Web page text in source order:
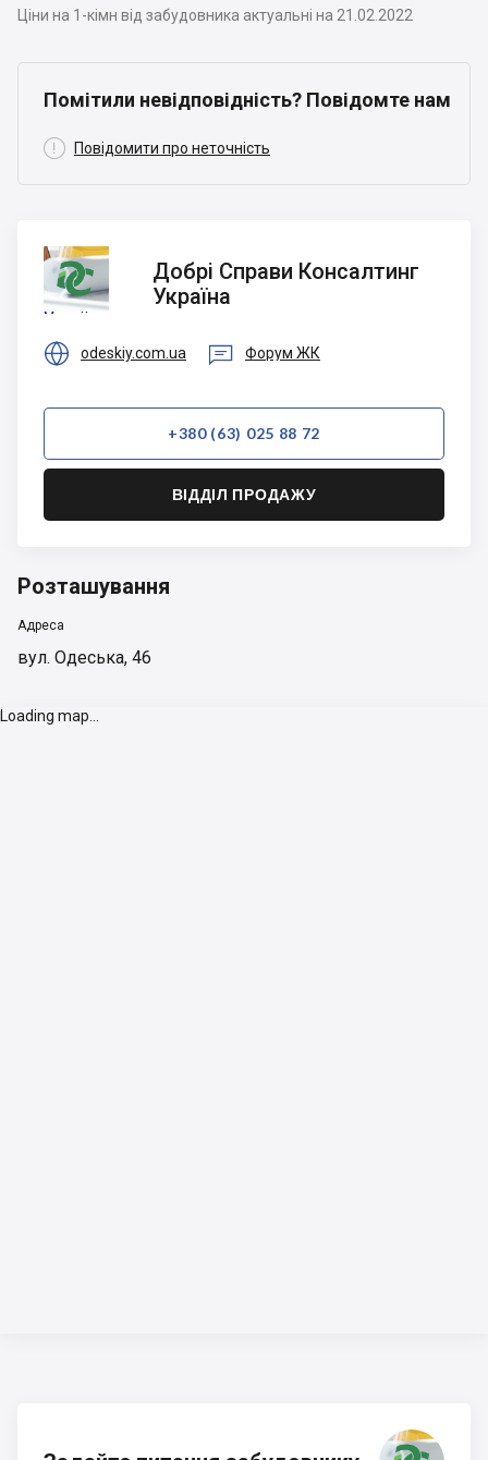
Ціни на 1-кімн від забудовника актуальні на 21.02.2022
Помітили невідповідність? Повідомте нам
 Повідомити про неточність
Добрі
Справи
Консалтинг
Україна
Добрі Справи Консалтинг
Україна
 odeskiy.com.ua  Форум ЖК
+380 (63) 025 88 72
ВІДДІЛ ПРОДАЖУ
Розташування
Адреса
вул. Одеська, 46
Loading map...